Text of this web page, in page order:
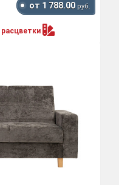
от 1 788.00 руб.
расцветки